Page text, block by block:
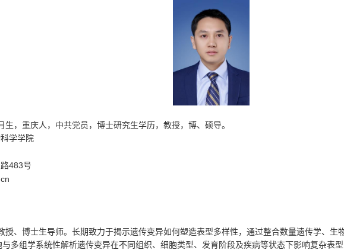
生，重庆人，中共党员，博士研究生学历，教授，博、硕导。
学学院
483号
、博士生导师。长期致力于揭示遗传变异如何塑造表型多样性，通过整合数量遗传学、生
多组学系统性解析遗传变异在不同组织、细胞类型、发育阶段及疾病等状态下影响复杂表型